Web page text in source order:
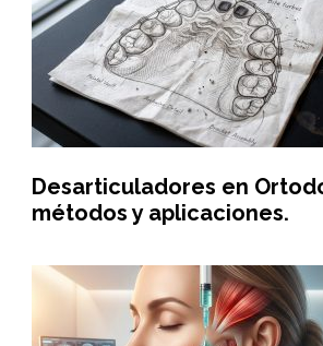
Desarticuladores en
métodos y aplicaciones.